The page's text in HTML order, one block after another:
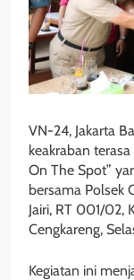
VN-24, Jakarta
keakraban terasa
On The Spot”
bersama Polsek
Jairi, RT 001/02,
Cengkareng,
Kegiatan ini